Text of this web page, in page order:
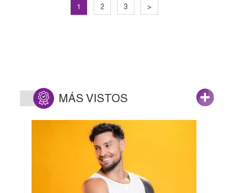
1 2 3 >
MÁS VISTOS